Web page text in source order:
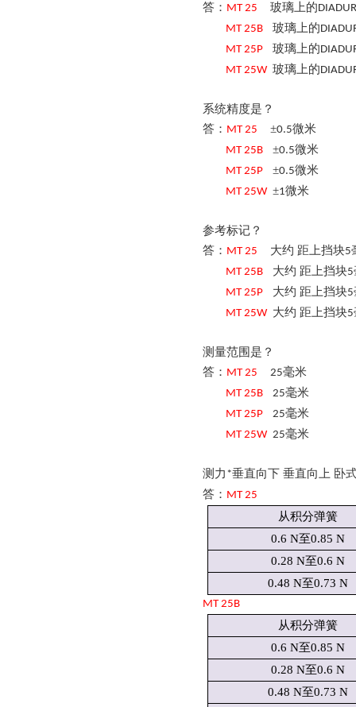
答： MT25 玻璃上的DIADUR
MT25B 玻璃上的
MT25P 玻璃上的
MT25W 玻璃上的
系统精度是？
答： MT25 ±0.5微米
MT25B ±0.5微米
MT25P ±0.5微米
MT25W ±1微米
参考标记？
答： MT25 大约 距上挡块5
MT25B 大约 距上挡块5
MT25P 大约 距上挡块5
MT25W 大约 距上挡块5
测量范围是？
答： MT25 25毫米
MT25B 25毫米
MT25P 25毫米
MT25W 25毫米
测力 *垂直向下 垂直向上 卧
答： MT25
从积分弹簧
0.6 N至0.85 N
0.28 N至0.6 N
0.48 N至0.73 N
MT25B
从积分弹簧
0.6 N至0.85 N
0.28 N至0.6 N
0.48 N至0.73 N